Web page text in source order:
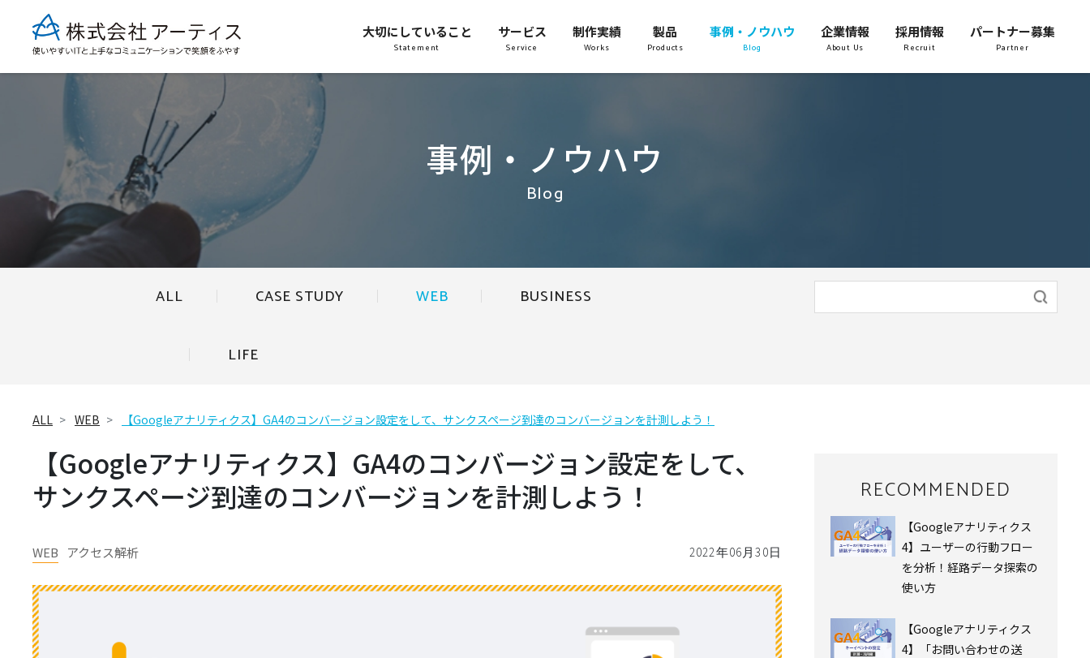
大切にしていること
Statement
サービス
Service
制作実績
Works
製品
Products
事例・ノウハウ
Blog
企業情報
About Us
採用情報
Recruit
パートナー募集
Partner
事例・ノウハウ
Blog
ALL CASE STUDY WEB BUSINESS
LIFE
ALL WEB 【Googleアナリティクス】GA4のコンバージョン設定をして、サンクスページ到達のコンバージョンを計測しよう！
【Googleアナリティクス】GA4のコンバージョン設定をして、
サンクスページ到達のコンバージョンを計測しよう！
2022年06月30日
WEB アクセス解析
RECOMMENDED
【Googleアナリティクス
4】ユーザーの行動フロー
を分析！経路データ探索の
使い方
【Googleアナリティクス
4】「お問い合わせの送